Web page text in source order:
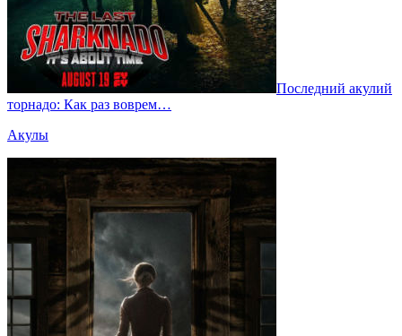
Последний акулий
торнадо: Как раз воврем…
Акулы